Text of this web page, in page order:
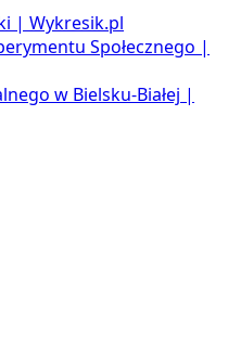
| Wykresik.pl
Społecznego |
w Bielsku-Białej |